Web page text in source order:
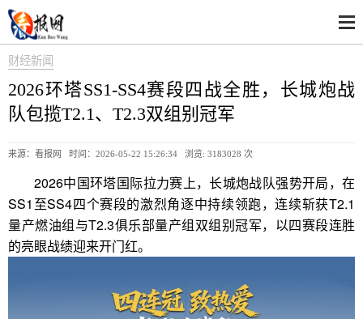
财经新闻
2026环塔SS1-SS4赛段四战全胜，长城炮战
队包揽T2.1、T2.3双组别冠军
来源：看报网 时间：2026-05-22 15:26:34 浏览: 3183028 次
2026中国环塔国际拉力赛上，长城炮战队强势开局，在
SS1至SS4四个赛段的激烈角逐中持续领跑，连续斩获T2.1
量产燃油组与T2.3俱乐部量产组双组别冠军，以四赛段连胜
的亮眼战绩迎来开门红。